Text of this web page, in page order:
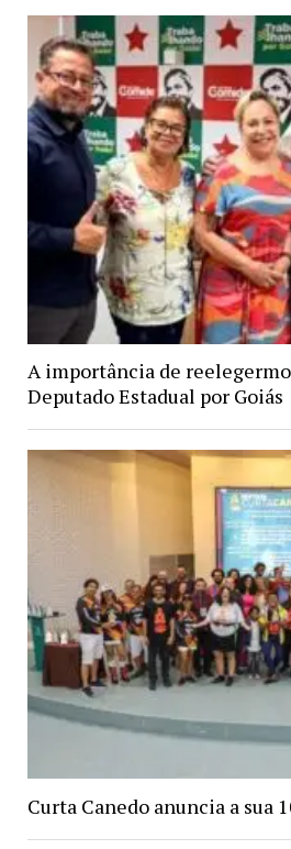
A importância de
Deputado Estadual por Goiás
Curta Canedo anuncia a sua